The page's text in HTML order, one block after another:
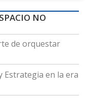
NO
de orquestar
Estrategia en la era